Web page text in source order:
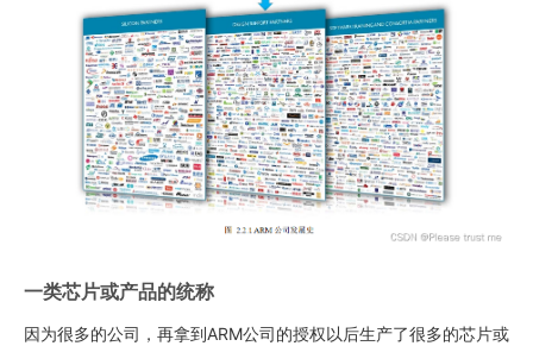
一类芯片或产品的统称
因为很多的公司，再拿到ARM公司的授权以后生产了很多的芯片或